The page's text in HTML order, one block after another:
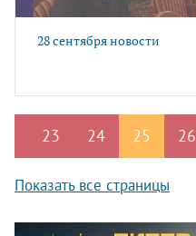
28 сентября новости
23 24 25 26
Показать все страницы